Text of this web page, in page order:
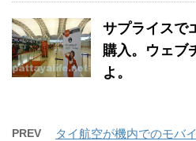
サプライスで
購入。ウェブ
よ。
PREV タイ航空が機内でのモバ